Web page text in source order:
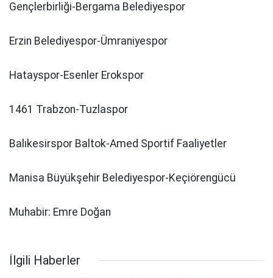
Gençlerbirliği-Bergama Belediyespor
Erzin Belediyespor-Ümraniyespor
Hatayspor-Esenler Erokspor
1461 Trabzon-Tuzlaspor
Balıkesirspor Baltok-Amed Sportif Faaliyetler
Manisa Büyükşehir Belediyespor-Keçiörengücü
Muhabir: Emre Doğan
İlgili Haberler